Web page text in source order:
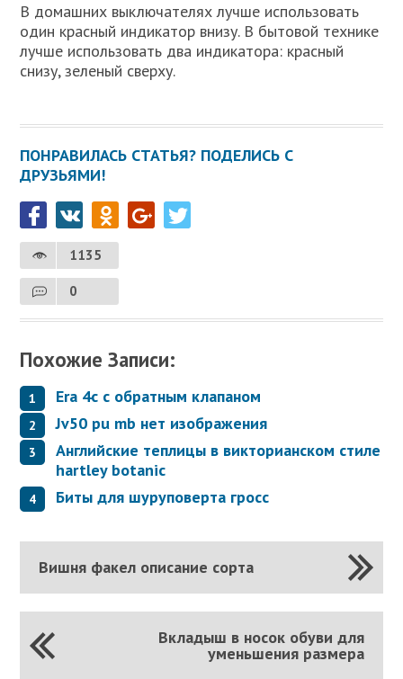
В домашних выключателях лучше использовать
один красный индикатор внизу. В бытовой технике
лучше использовать два индикатора: красный
снизу, зеленый сверху.
ПОНРАВИЛАСЬ СТАТЬЯ? ПОДЕЛИСЬ С
ДРУЗЬЯМИ!
1135
0
Похожие Записи:
Era 4c с обратным клапаном
Jv50 pu mb нет изображения
Английские теплицы в викторианском стиле
hartley botanic
Биты для шуруповерта гросс
Вишня факел описание сорта
Вкладыш в носок обуви для
уменьшения размера